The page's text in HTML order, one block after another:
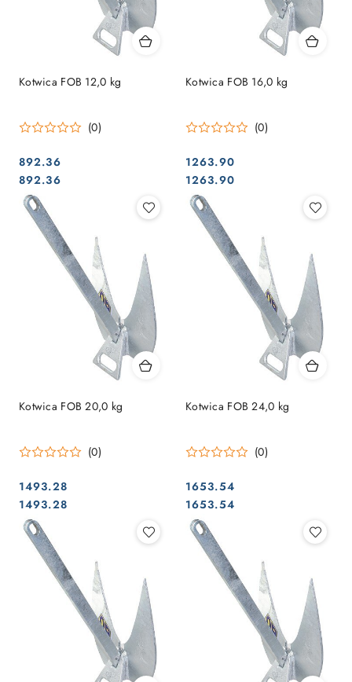
Kotwica FOB 12,0 kg
(0)
Cena:
892.36
Cena:
892.36
Kotwica FOB 16,0 kg
(0)
Cena:
1263.90
Cena:
1263.90
Kotwica FOB 20,0 kg
(0)
Cena:
1493.28
Cena:
1493.28
Kotwica FOB 24,0 kg
(0)
Cena:
1653.54
Cena:
1653.54